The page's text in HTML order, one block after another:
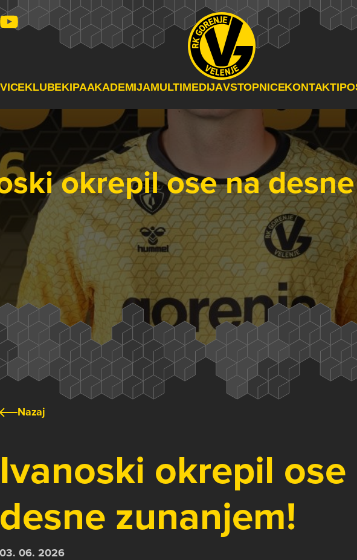
KLUBEKIPAAKADEMIJAMULTIMEDIJAVSTOPNICEKONTAKTI
okrepil ose na
Nazaj
Ivanoski okrepil ose
desne zunanjem!
03. 06. 2026